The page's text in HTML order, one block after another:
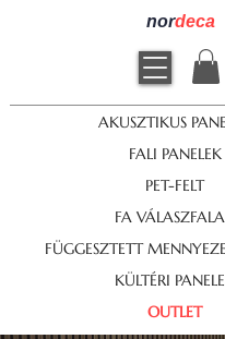
nordeca
AKUSZTIKUS
FALI PANELEK
PET-FELT
FA
FÜGGESZTETT
KÜLTÉRI
OUTLET